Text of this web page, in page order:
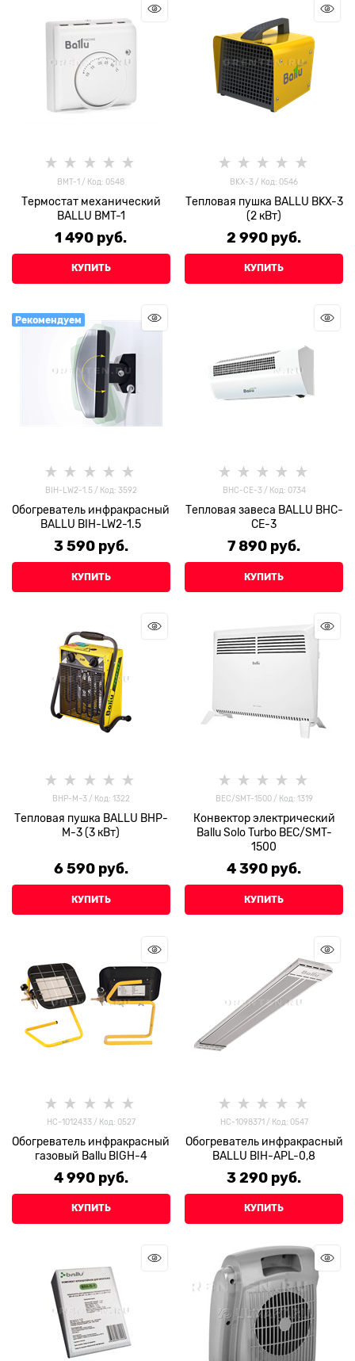
BMT-1 / Код: 0548
Термостат механический
BALLU BMT-1
1 490 руб.
КУПИТЬ
BKX-3 / Код: 0546
Тепловая пушка BALLU BKX-3
(2 кВт)
2 990 руб.
КУПИТЬ
Рекомендуем
BIH-LW2-1.5 / Код: 3592
Обогреватель инфракрасный
BALLU BIH-LW2-1.5
3 590 руб.
КУПИТЬ
BHC-CE-3 / Код: 0734
Тепловая завеса BALLU BHC-
CE-3
7 890 руб.
КУПИТЬ
BHP-M-3 / Код: 1322
Тепловая пушка BALLU BHP-
M-3 (3 кВт)
6 590 руб.
КУПИТЬ
ВЕС/SMT-1500 / Код: 1319
Конвектор электрический
Ballu Solo Turbo ВЕС/SMT-
1500
4 390 руб.
КУПИТЬ
НС-1012433 / Код: 0527
Обогреватель инфракрасный
газовый Ballu BIGH-4
4 990 руб.
КУПИТЬ
НС-1098371 / Код: 0547
Обогреватель инфракрасный
BALLU BIH-APL-0,8
3 290 руб.
КУПИТЬ